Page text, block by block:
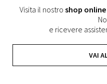
Visita il nostro shop online
e ricevere
VAI